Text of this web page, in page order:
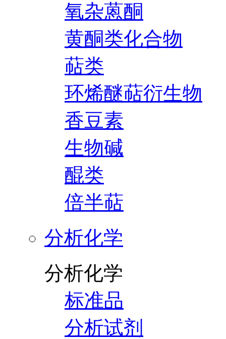
氧杂蒽酮
黄酮类化合物
萜类
环烯醚萜衍生物
香豆素
生物碱
醌类
倍半萜
分析化学
分析化学
标准品
分析试剂